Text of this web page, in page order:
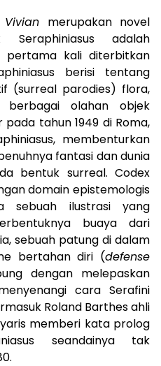
merupakan novel
adalah
pertama kali diterbitkan
berisi tentang
(surreal parodies) flora,
berbagai olahan objek
tahun 1949 di Roma,
membenturkan
fantasi dan dunia
bentuk surreal. Codex
domain epistemologis
sebuah ilustrasi yang
buaya dari
sebuah patung di dalam
bertahan diri (defense
dengan melepaskan
cara Serafini
Roland Barthes ahli
memberi kata prolog
seandainya tak